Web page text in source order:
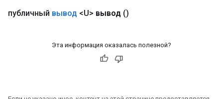
публичный вывод <U> вывод ()
Эта информация оказалась полезной?